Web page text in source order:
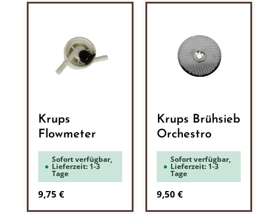
Krups
Flowmeter
Sofort verfügbar,
Lieferzeit: 1-3
Tage
Regulärer Preis:
9,75 €
Krups Brühsieb
Orchestro
Sofort verfügbar,
Lieferzeit: 1-3
Tage
Regulärer Preis:
9,50 €